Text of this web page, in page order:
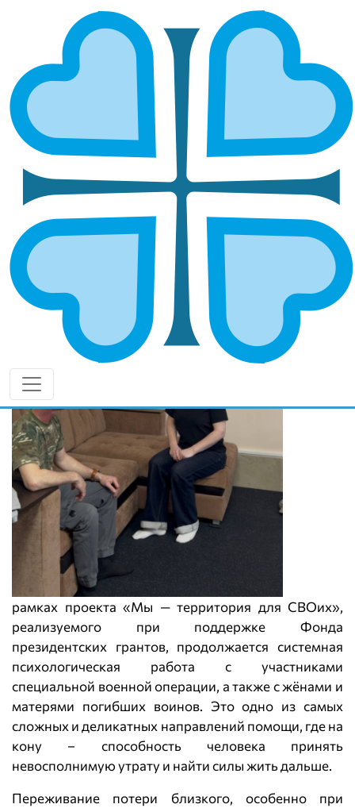
«МЫ — ТЕРРИТОРИЯ ДЛЯ СВОИХ»:
ПСИХОЛОГИЧЕСКАЯ ПОМОЩЬ
СЕМЬЯМ, ПОТЕРЯВШИМ БЛИЗКИХ
НА ФРОНТЕ В СИМБИРСКОЙ
ЕПАРХИИ
ГЛАВНАЯ
«МЫ — ТЕРРИТОРИЯ ДЛЯ СВОИХ»: ПСИХОЛОГИЧЕСКАЯ
ПОМОЩЬ СЕМЬЯМ, ПОТЕРЯВШИМ БЛИЗКИХ НА ФРОНТЕ В
СИМБИРСКОЙ ЕПАРХИИ
рамках проекта «Мы — территория для СВОих»,
реализуемого при поддержке Фонда
президентских грантов, продолжается системная
психологическая работа с участниками
специальной военной операции, а также с жёнами и
матерями погибших воинов. Это одно из самых
сложных и деликатных направлений помощи, где на
кону – способность человека принять
невосполнимую утрату и найти силы жить дальше.
Переживание потери близкого, особенно при